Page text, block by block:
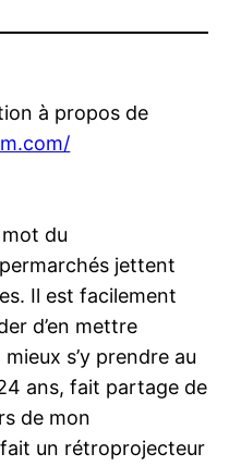
à propos de
mot du
jettent
Il est facilement
d’en mettre
s’y prendre au
ans, fait partage de
de mon
fait un rétroprojecteur